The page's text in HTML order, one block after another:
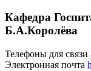
Кафедра
Б.А.Королёва
Телефоны для связи
Электронная почта